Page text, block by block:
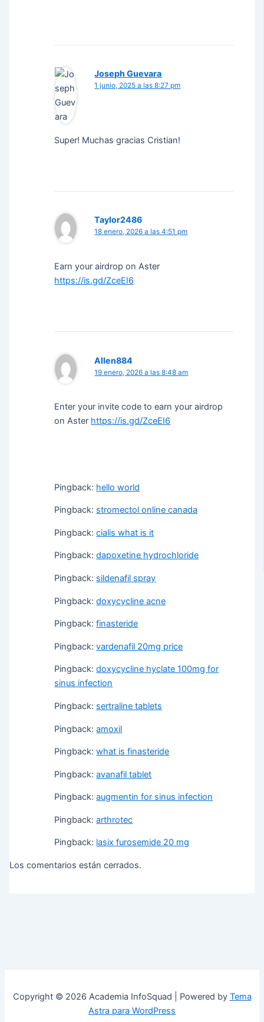
Joseph Guevara
1 junio, 2025 a las 8:27 pm
Super! Muchas gracias Cristian!
Taylor2486
18 enero, 2026 a las 4:51 pm
Earn your airdrop on Aster
https://is.gd/ZceEI6
Allen884
19 enero, 2026 a las 8:48 am
Enter your invite code to earn your airdrop
on Aster https://is.gd/ZceEI6
Pingback: hello world
Pingback: stromectol online canada
Pingback:cialis what is it
Pingback:dapoxetine hydrochloride
Pingback: sildenafil spray
Pingback:doxycycline acne
Pingback:finasteride
Pingback:vardenafil 20mg price
Pingback:doxycycline hyclate 100mg for
sinus infection
Pingback: sertraline tablets
Pingback:amoxil
Pingback:what is finasteride
Pingback:avanafil tablet
Pingback:augmentin for sinus infection
Pingback:arthrotec
Pingback: lasix furosemide 20 mg
Los comentarios están cerrados.
Copyright © 2026 Academia InfoSquad | Powered by Tema
Astra para WordPress